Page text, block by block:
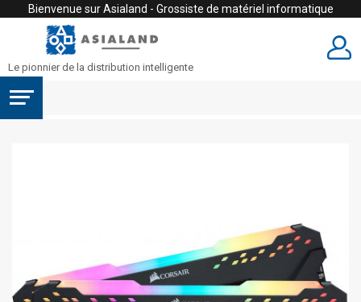
Bienvenue sur Asialand - Grossiste de matériel informatique
Le pionnier de la distribution intelligente